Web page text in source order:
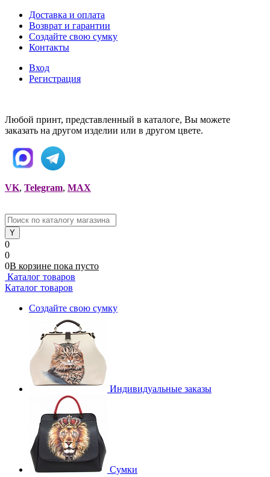
Доставка и оплата
Возврат и гарантии
Создайте свою сумку
Контакты
Вход
Регистрация
Любой принт, представленный в каталоге, Вы можете
заказать на другом изделии или в другом цвете.
VK, Telegram, MAX
0
0
0В корзине пока пусто
Каталог товаров
Каталог товаров
Создайте свою сумку
Индивидуальные заказы
Сумки